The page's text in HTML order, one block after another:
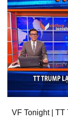
VF Tonight |